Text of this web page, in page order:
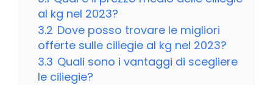
al kg nel 2023?
3.2 Dove posso trovare le migliori
offerte sulle ciliegie al kg nel 2023?
3.3 Quali sono i vantaggi di scegliere
le ciliegie?